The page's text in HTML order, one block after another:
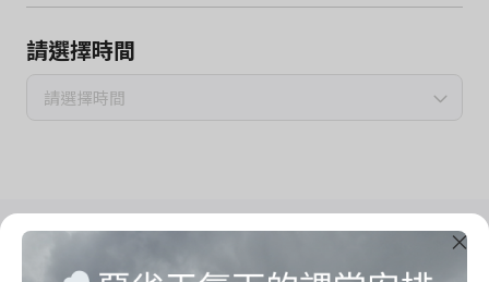
請選擇時間
請選擇時間
Imrama Yoga Studio
把心思留給自己